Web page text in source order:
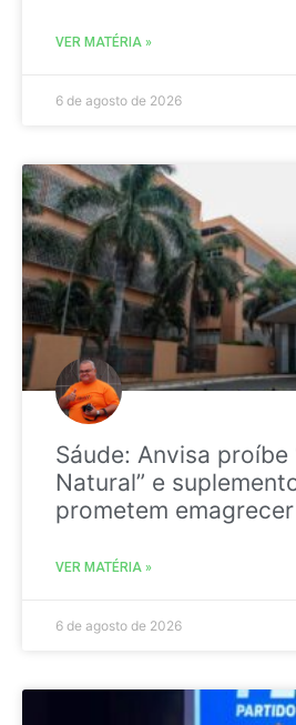
VER MATÉRIA »
6 de agosto de 2026
Sáude: Anvisa proíbe
Natural” e
prometem emagrecer
VER MATÉRIA »
6 de agosto de 2026